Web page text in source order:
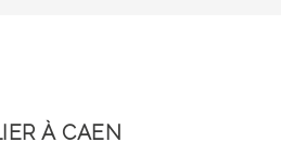
À CAEN